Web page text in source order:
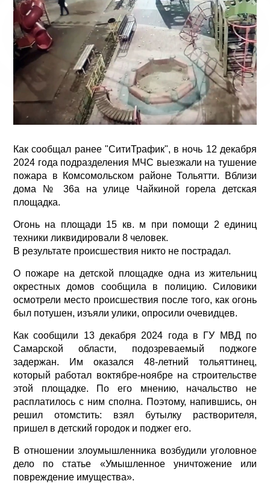
Как сообщал ранее "СитиТрафик", в ночь 12 декабря
2024 года подразделения МЧС выезжали на тушение
пожара в Комсомольском районе Тольятти. Вблизи
дома № 36а на улице Чайкиной горела детская
площадка.
Огонь на площади 15 кв. м при помощи 2 единиц
техники ликвидировали 8 человек.
В результате происшествия никто не пострадал.
О пожаре на детской площадке одна из жительниц
окрестных домов сообщила в полицию. Силовики
осмотрели место происшествия после того, как огонь
был потушен, изъяли улики, опросили очевидцев.
Как сообщили 13 декабря 2024 года в ГУ МВД по
Самарской области, подозреваемый поджоге
задержан. Им оказался 48-летний тольяттинец,
который работал воктябре-ноябре на строительстве
этой площадке. По его мнению, начальство не
расплатилось с ним сполна. Поэтому, напившись, он
решил отомстить: взял бутылку растворителя,
пришел в детский городок и поджег его.
В отношении злоумышленника возбудили уголовное
дело по статье «Умышленное уничтожение или
повреждение имущества».